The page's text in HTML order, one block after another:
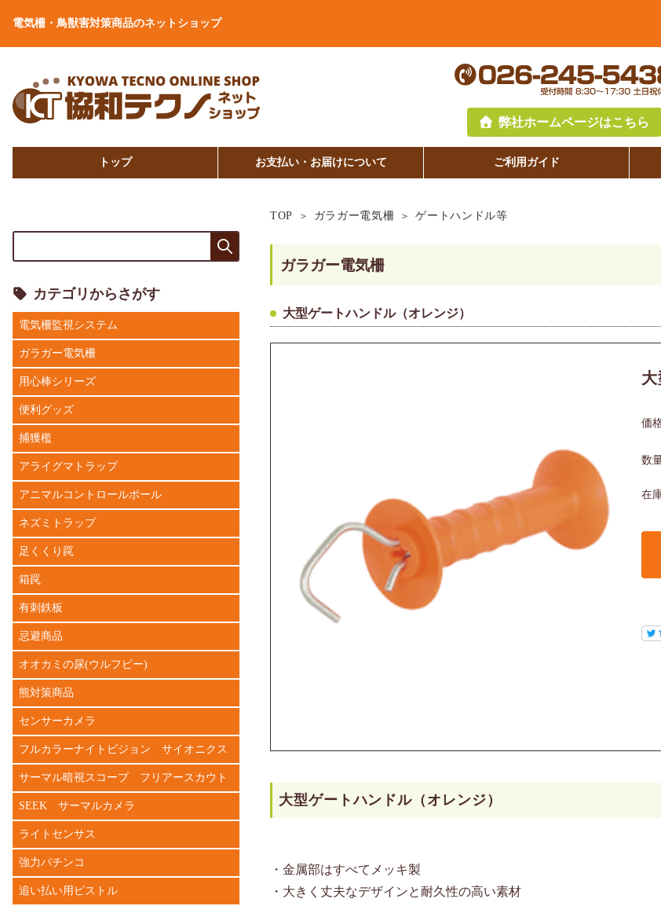
電気柵・鳥獣害対策商品のネットショップ
弊社ホームページはこちら
トップ お支払い・お届けについて ご利用ガイド
TOP ガラガー電気柵 ゲートハンドル等
ガラガー電気柵
大型ゲートハンドル（オレンジ）
価
数
在
大型ゲートハンドル（オレンジ）
・金属部はすべてメッキ製
・大きく丈夫なデザインと耐久性の高い素材
カテゴリからさがす
電気柵監視システム
ガラガー電気柵
用心棒シリーズ
便利グッズ
捕獲檻
アライグマトラップ
アニマルコントロールポール
ネズミトラップ
足くくり罠
箱罠
有刺鉄板
忌避商品
オオカミの尿(ウルフピー)
熊対策商品
センサーカメラ
フルカラーナイトビジョン サイオニクス
サーマル暗視スコープ フリアースカウト
SEEK サーマルカメラ
ライトセンサス
強力パチンコ
追い払い用ピストル